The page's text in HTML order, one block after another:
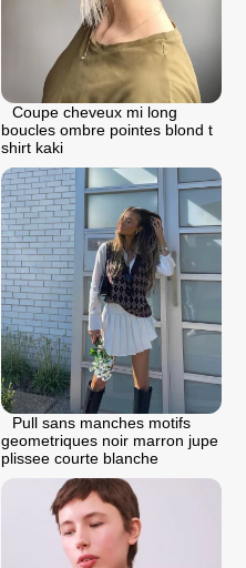
Coupe cheveux mi long
boucles ombre pointes blond t
shirt kaki
Pull sans manches motifs
geometriques noir marron jupe
plissee courte blanche